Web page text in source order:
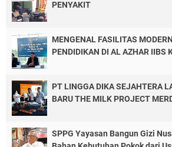
PENYAKIT
MENGENAL FASILITAS
PENDIDIKAN DI AL AZHAR IIBS
PT LINGGA DIKA SEJAHTERA
BARU THE MILK PROJECT
SPPG Yayasan Bangun Gizi